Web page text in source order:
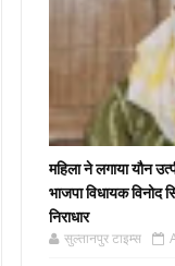
महिला ने लगाया यौन
भाजपा विधायक विनोद
निराधार
सुल्तानपुर टाइम्स